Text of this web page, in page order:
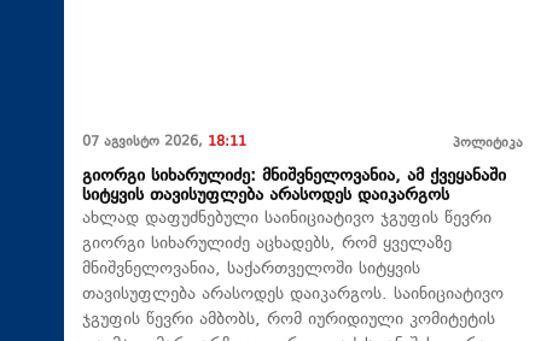
07 აგვისტო 2026, 18:11 პოლიტიკა
გიორგი სიხარულიძე: მნიშვნელოვანია, ამ ქვეყანაში
სიტყვის თავისუფლება არასოდეს დაიკარგოს
ახლად დაფუძნებული საინიციატივო ჯგუფის წევრი
გიორგი სიხარულიძე აცხადებს, რომ ყველაზე
მნიშვნელოვანია, საქართველოში სიტყვის
თავისუფლება არასოდეს დაიკარგოს. საინიციატივო
ჯგუფის წევრი ამბობს, რომ იურიდიული კომიტეტის